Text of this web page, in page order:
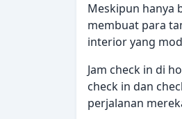
Meskipun hanya
membuat para
interior yang
Jam check in di
check in dan
perjalanan